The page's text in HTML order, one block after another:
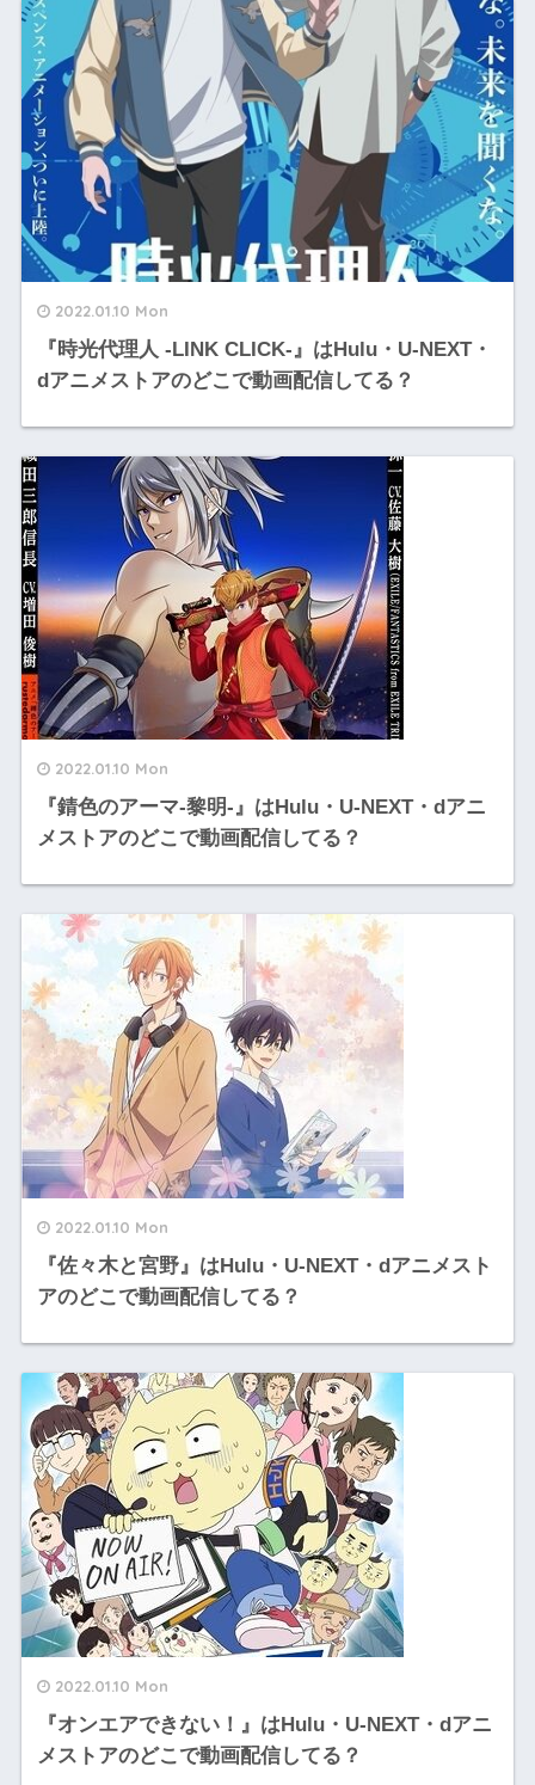
2022.01.10 Mon
『時光代理人 -LINK CLICK-』はHulu・U-NEXT・
dアニメストアのどこで動画配信してる？
2022.01.10 Mon
『錆色のアーマ-黎明-』はHulu・U-NEXT・dアニ
メストアのどこで動画配信してる？
2022.01.10 Mon
『佐々木と宮野』はHulu・U-NEXT・dアニメスト
アのどこで動画配信してる？
2022.01.10 Mon
『オンエアできない！』はHulu・U-NEXT・dアニ
メストアのどこで動画配信してる？